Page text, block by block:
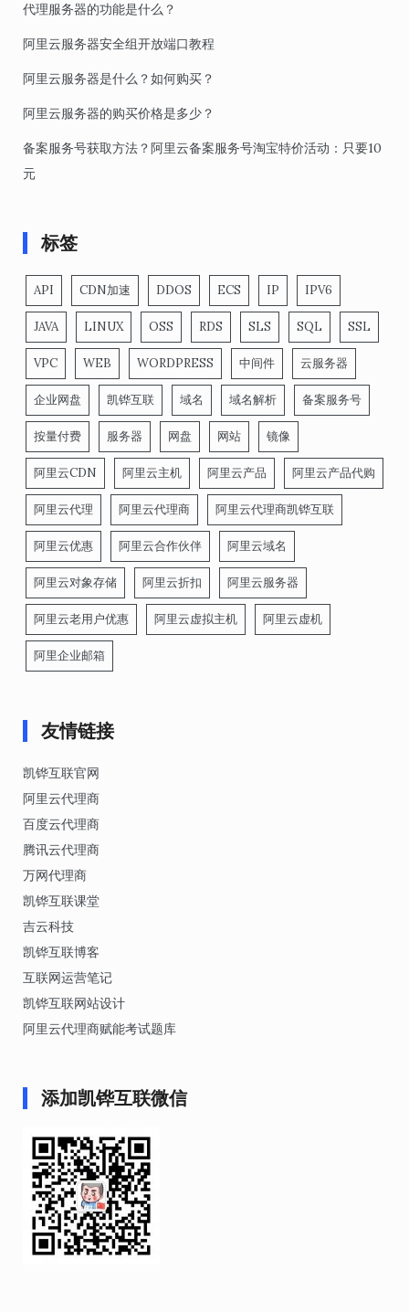
代理服务器的功能是什么？
阿里云服务器安全组开放端口教程
阿里云服务器是什么？如何购买？
阿里云服务器的购买价格是多少？
备案服务号获取方法？阿里云备案服务号淘宝特价活动：只要10
元
标签
API CDN加速 DDOS ECS IP IPV6
JAVA LINUX OSS RDS SLS SQL SSL
VPC WEB WORDPRESS 中间件 云服务器
企业网盘 凯铧互联 域名 域名解析 备案服务号
按量付费 服务器 网盘 网站 镜像
阿里云CDN 阿里云主机 阿里云产品 阿里云产品代购
阿里云代理 阿里云代理商 阿里云代理商凯铧互联
阿里云优惠 阿里云合作伙伴 阿里云域名
阿里云对象存储 阿里云折扣 阿里云服务器
阿里云老用户优惠 阿里云虚拟主机 阿里云虚机
阿里企业邮箱
友情链接
凯铧互联官网
阿里云代理商
百度云代理商
腾讯云代理商
万网代理商
凯铧互联课堂
吉云科技
凯铧互联博客
互联网运营笔记
凯铧互联网站设计
阿里云代理商赋能考试题库
添加凯铧互联微信